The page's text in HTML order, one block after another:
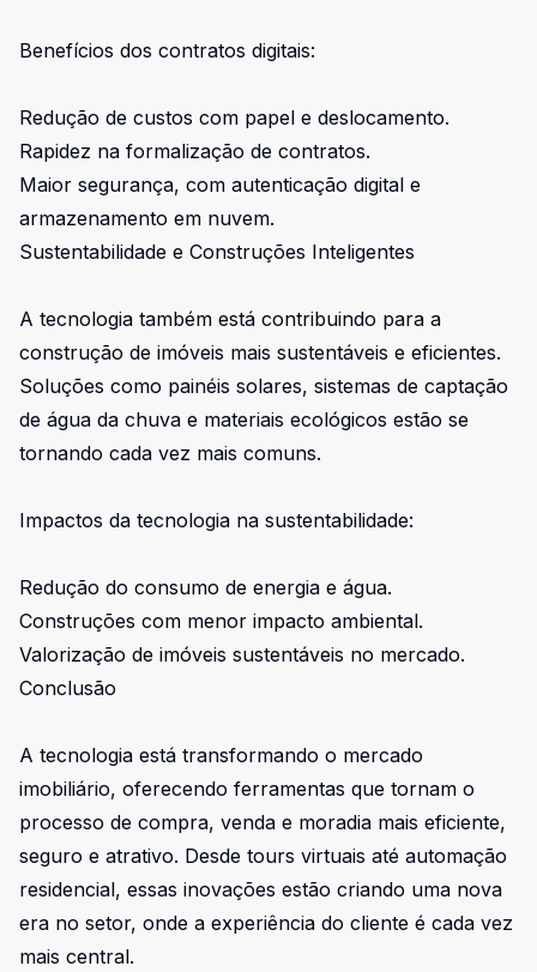
Benefícios dos contratos digitais:
Redução de custos com papel e deslocamento.
Rapidez na formalização de contratos.
Maior segurança, com autenticação digital e
armazenamento em nuvem.
Sustentabilidade e Construções Inteligentes
A tecnologia também está contribuindo para a
construção de imóveis mais sustentáveis e eficientes.
Soluções como painéis solares, sistemas de captação
de água da chuva e materiais ecológicos estão se
tornando cada vez mais comuns.
Impactos da tecnologia na sustentabilidade:
Redução do consumo de energia e água.
Construções com menor impacto ambiental.
Valorização de imóveis sustentáveis no mercado.
Conclusão
A tecnologia está transformando o mercado
imobiliário, oferecendo ferramentas que tornam o
processo de compra, venda e moradia mais eficiente,
seguro e atrativo. Desde tours virtuais até automação
residencial, essas inovações estão criando uma nova
era no setor, onde a experiência do cliente é cada vez
mais central.